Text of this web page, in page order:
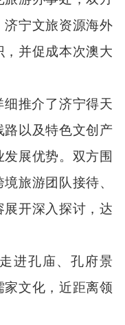
济宁文旅资源海外
并促成本次澳大
推介了济宁得天
以及特色文创产
展优势。双方围
旅游团队接待、
开深入探讨，达
进孔庙、孔府景
家文化，近距离领